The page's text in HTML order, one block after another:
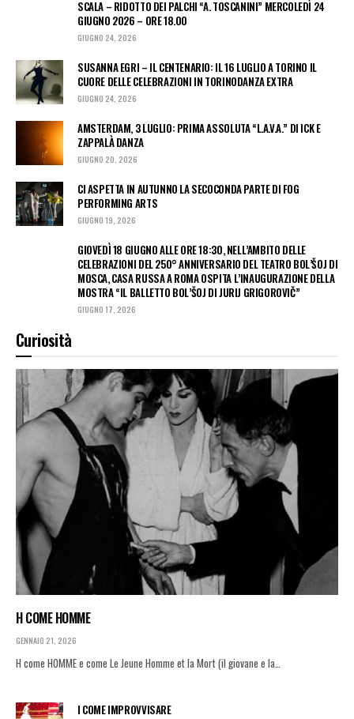
SCALA – RIDOTTO DEI PALCHI “A. TOSCANINI” MERCOLEDÌ 24
GIUGNO 2026 – ORE 18.00
GIUGNO 24, 2026
SUSANNA EGRI – IL CENTENARIO: IL 16 LUGLIO A TORINO IL
CUORE DELLE CELEBRAZIONI IN TORINODANZA EXTRA
GIUGNO 24, 2026
AMSTERDAM, 3 LUGLIO: PRIMA ASSOLUTA “L.A.V.A.” DI ICK E
ZAPPALÀ DANZA
GIUGNO 20, 2026
CI ASPETTA IN AUTUNNO LA SECOCONDA PARTE DI FOG
PERFORMING ARTS
GIUGNO 19, 2026
GIOVEDÌ 18 GIUGNO ALLE ORE 18:30, NELL’AMBITO DELLE
CELEBRAZIONI DEL 250° ANNIVERSARIO DEL TEATRO BOL’ŠOJ DI
MOSCA, CASA RUSSA A ROMA OSPITA L’INAUGURAZIONE DELLA
MOSTRA “IL BALLETTO BOL’ŠOJ DI JURIJ GRIGOROVIČ”
GIUGNO 17, 2026
Curiosità
H COME HOMME
GENNAIO 21, 2026
H come HOMME e come Le Jeune Homme et la Mort (il giovane e la…
I COME IMPROVVISARE